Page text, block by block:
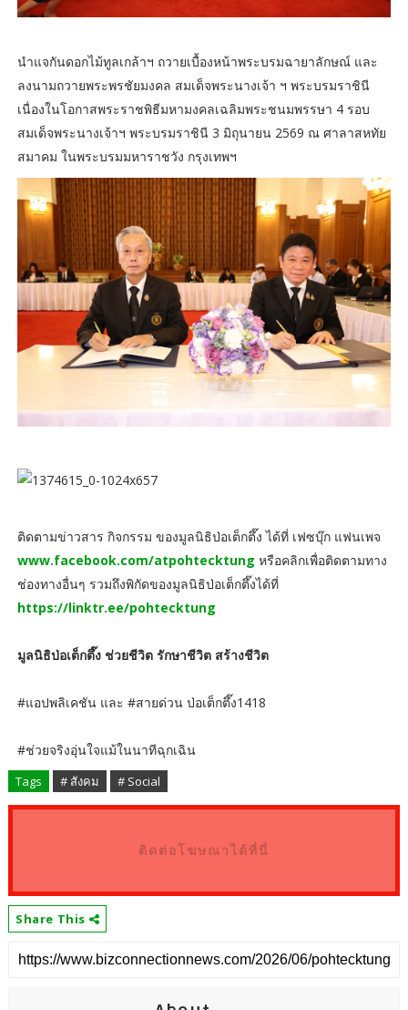
นำแจกันดอกไม้ทูลเกล้าฯ ถวายเบื้องหน้าพระบรมฉายาลักษณ์ และ
ลงนามถวายพระพรชัยมงคล สมเด็จพระนางเจ้า ฯ พระบรมราชินี
เนื่องในโอกาสพระราชพิธีมหามงคลเฉลิมพระชนมพรรษา 4 รอบ
สมเด็จพระนางเจ้าฯ พระบรมราชินี 3 มิถุนายน 2569 ณ ศาลาสหทัย
สมาคม ในพระบรมมหาราชวัง กรุงเทพฯ
ติดตามข่าวสาร กิจกรรม ของมูลนิธิป่อเต็กตึ๊ง ได้ที่ เฟซบุ๊ก แฟนเพจ
www.facebook.com/atpohtecktung หรือคลิกเพื่อติดตามทาง
ช่องทางอื่นๆ รวมถึงพิกัดของมูลนิธิป่อเต็กตึ๊งได้ที่
https://linktr.ee/pohtecktung
มูลนิธิป่อเต็กตึ๊ง ช่วยชีวิต รักษาชีวิต สร้างชีวิต
#แอปพลิเคชัน และ #สายด่วน ป่อเต็กตึ๊ง1418
#ช่วยจริงอุ่นใจแม้ในนาทีฉุกเฉิน
Tags # สังคม # Social
ติดต่อโฆษณาได้ที่นี่
Share This